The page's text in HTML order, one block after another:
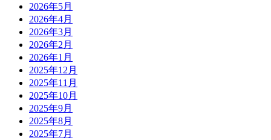
2026年5月
2026年4月
2026年3月
2026年2月
2026年1月
2025年12月
2025年11月
2025年10月
2025年9月
2025年8月
2025年7月